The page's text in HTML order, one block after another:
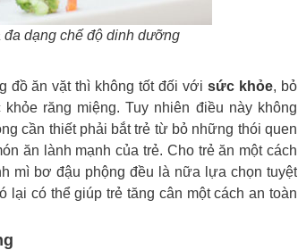
dạng chế độ dinh dưỡng
đồ ăn vặt thì không tốt đối vớisức khỏe, bỏ
răng miệng. Tuy nhiên điều này không
cần thiết phải bắt trẻ từ bỏ những thói quen
ăn lành mạnh của trẻ. Cho trẻ ăn một cách
mì bơ đậu phộng đều là nữa lựa chọn tuyệt
lại có thể giúp trẻ tăng cân một cách an toàn